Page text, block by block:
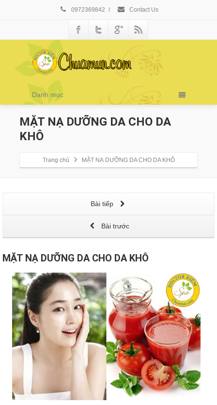
0972369842 / Contact Us
Danh mục
MẶT NẠ DƯỠNG DA CHO DA
KHÔ
Trang chủ MẶT NẠ DƯỠNG DA CHO DA KHÔ
Bài tiếp
Bài trước
MẶT NẠ DƯỠNG DA CHO DA KHÔ